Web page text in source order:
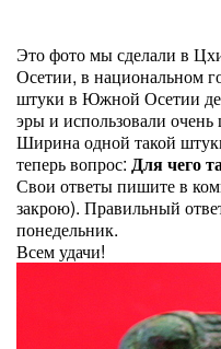
Это фото мы сделали в
Осетии, в национальном
штуки в Южной Осетии
эры и использовали
Ширина одной такой
теперь вопрос: Для чего
Свои ответы пишите в
закрою). Правильный
понедельник.
Всем удачи!